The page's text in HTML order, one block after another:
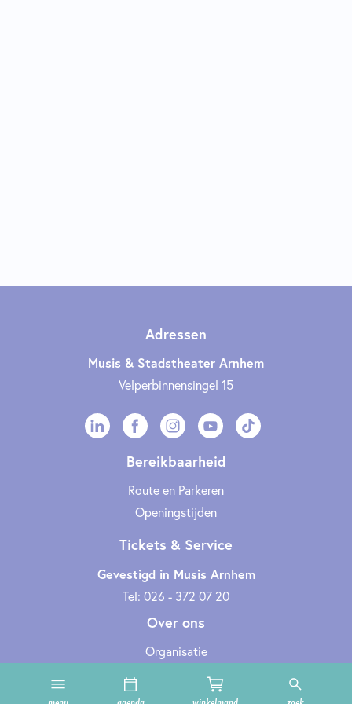
Adressen
Musis & Stadstheater Arnhem
Velperbinnensingel 15
Bereikbaarheid
Route en Parkeren
Openingstijden
Tickets & Service
Gevestigd in Musis Arnhem
Tel: 026 - 372 07 20
Over ons
Organisatie
Cultuurclub